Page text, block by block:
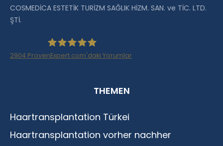
COSMEDİCA ESTETİK TURİZM SAĞLIK HİZM. SAN. ve TİC. LTD.
ŞTİ.
Istanbul
2904 ProvenExpert.com'daki Yorumlar
THEMEN
Haartransplantation Türkei
Haartransplantation vorher nachher